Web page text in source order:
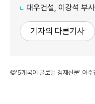
대우건설, 이강석 부사
기자의 다른기사
©'5개국어 글로벌 경제신문' 아주